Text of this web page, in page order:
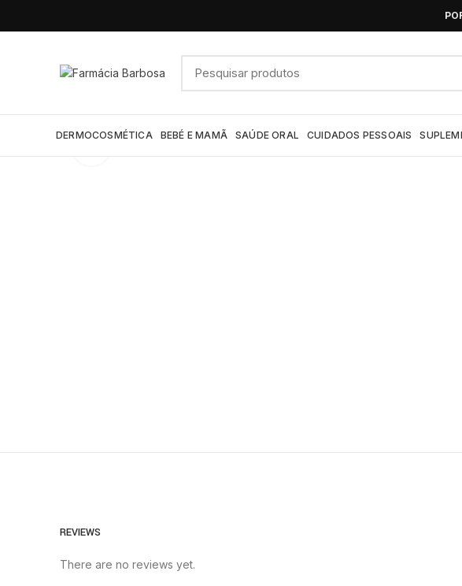
DERMOCOSMÉTICA BEBÉ E MAMÃ SAÚDE ORAL CUIDADOS PESSOAIS
REVIEWS
There are no reviews yet.